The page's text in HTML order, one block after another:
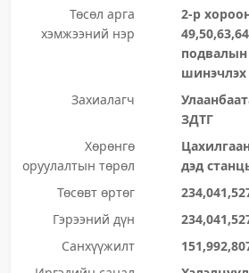
Төсөл арга
хэмжээний нэр
2-р
шинэчлэх
Захиалагч
ЗДТГ
Хөрөнгө
оруулалтын төрөл
дэд
Төсөвт өртөг
Гэрээний дүн
Санхүүжилт